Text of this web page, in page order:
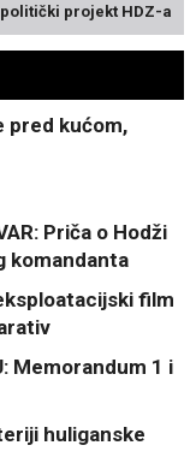
politički projekt HDZ-a
pred kućom,
Priča o Hodži
komandanta
film
Memorandum 1 i
huliganske